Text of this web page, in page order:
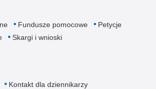
Fundusze pomocowe
Petycje
Skargi i wnioski
Kontakt dla dziennikarzy